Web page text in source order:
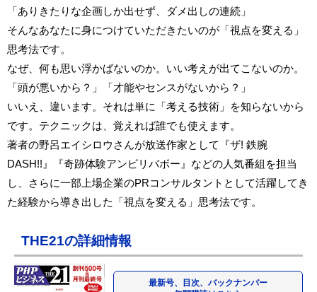
「ありきたりな企画しか出せず、ダメ出しの連続」
そんなあなたに身につけていただきたいのが「視点を変える」
思考法です。
なぜ、何も思い浮かばないのか。いい考えが出てこないのか。
「頭が悪いから？」「才能やセンスがないから？」
いいえ、違います。それは単に「考える技術」を知らないから
です。テクニックは、覚えれば誰でも使えます。
著者の野呂エイシロウさんが放送作家として『ザ! 鉄腕
DASH!!』『奇跡体験アンビリバボー』などの人気番組を担当
し、さらに一部上場企業のPRコンサルタントとして活躍してき
た経験から導き出した「視点を変える」思考法です。
THE21の詳細情報
最新号、目次、バックナンバー